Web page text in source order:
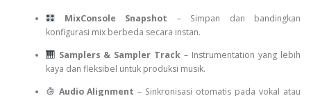
MixConsole Snapshot – Simpan dan bandingkan
konfigurasi mix berbeda secara instan.
Samplers & Sampler Track – Instrumentation yang lebih
kaya dan fleksibel untuk produksi musik.
Audio Alignment – Sinkronisasi otomatis pada vokal atau